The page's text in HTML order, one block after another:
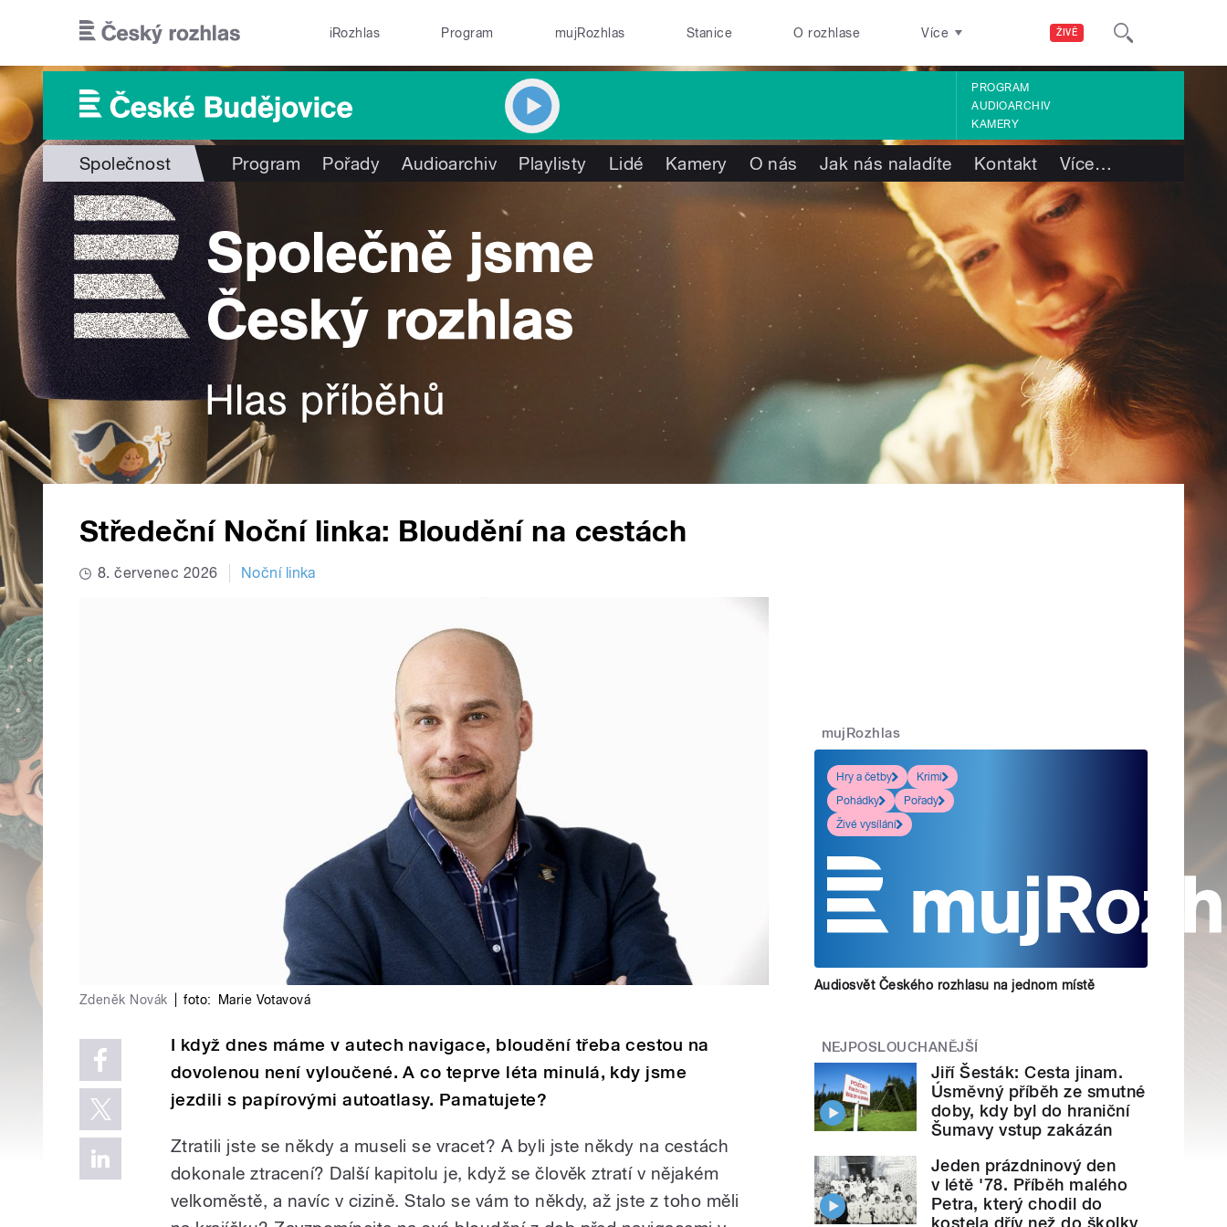
ŽIVĚ
iRozhlas Program mujRozhlas Stanice O rozhlase Více
PROGRAM
AUDIOARCHIV
KAMERY
Společnost Program Pořady Audioarchiv Playlisty Lidé Kamery O nás Jak nás naladíte Kontakt Více…
Středeční Noční linka: Bloudění na cestách
8. červenec 2026 Noční linka
Zdeněk Novák foto: Marie Votavová
I když dnes máme v autech navigace, bloudění třeba cestou na
dovolenou není vyloučené. A co teprve léta minulá, kdy jsme
jezdili s papírovými autoatlasy. Pamatujete?
Ztratili jste se někdy a museli se vracet? A byli jste někdy na cestách
dokonale ztracení? Další kapitolu je, když se člověk ztratí v nějakém
velkoměstě, a navíc v cizině. Stalo se vám to někdy, až jste z toho měli
mujRozhlas
Hry a četby
Krimi
Pohádky
Pořady
Živé vysílání
Audiosvět Českého rozhlasu na jednom místě
NEJPOSLOUCHANĚJŠÍ
Jiří Šesták: Cesta jinam.
Úsměvný příběh ze smutné
doby, kdy byl do hraniční
Šumavy vstup zakázán
Jeden prázdninový den
v létě '78. Příběh malého
Petra, který chodil do
kostela dřív než do školky